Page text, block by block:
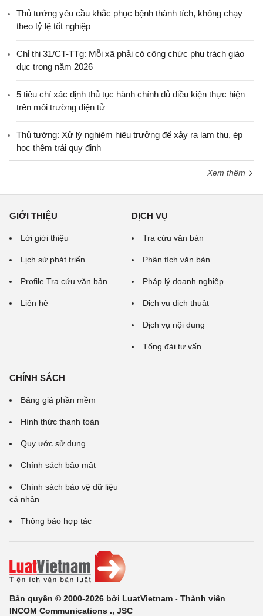
Thủ tướng yêu cầu khắc phục bệnh thành tích, không chạy
theo tỷ lệ tốt nghiệp
Chỉ thị 31/CT-TTg: Mỗi xã phải có công chức phụ trách giáo
dục trong năm 2026
5 tiêu chí xác định thủ tục hành chính đủ điều kiện thực hiện
trên môi trường điện tử
Thủ tướng: Xử lý nghiêm hiệu trưởng để xảy ra lạm thu, ép
học thêm trái quy định
Xem thêm
GIỚI THIỆU
Lời giới thiệu
Lịch sử phát triển
Profile Tra cứu văn bản
Liên hệ
DỊCH VỤ
Tra cứu văn bản
Phân tích văn bản
Pháp lý doanh nghiệp
Dịch vụ dịch thuật
Dịch vụ nội dung
Tổng đài tư vấn
CHÍNH SÁCH
Bảng giá phần mềm
Hình thức thanh toán
Quy ước sử dụng
Chính sách bảo mật
Chính sách bảo vệ dữ liệu
cá nhân
Thông báo hợp tác
Bản quyền © 2000-2026 bởi LuatVietnam - Thành viên
INCOM Communications ., JSC